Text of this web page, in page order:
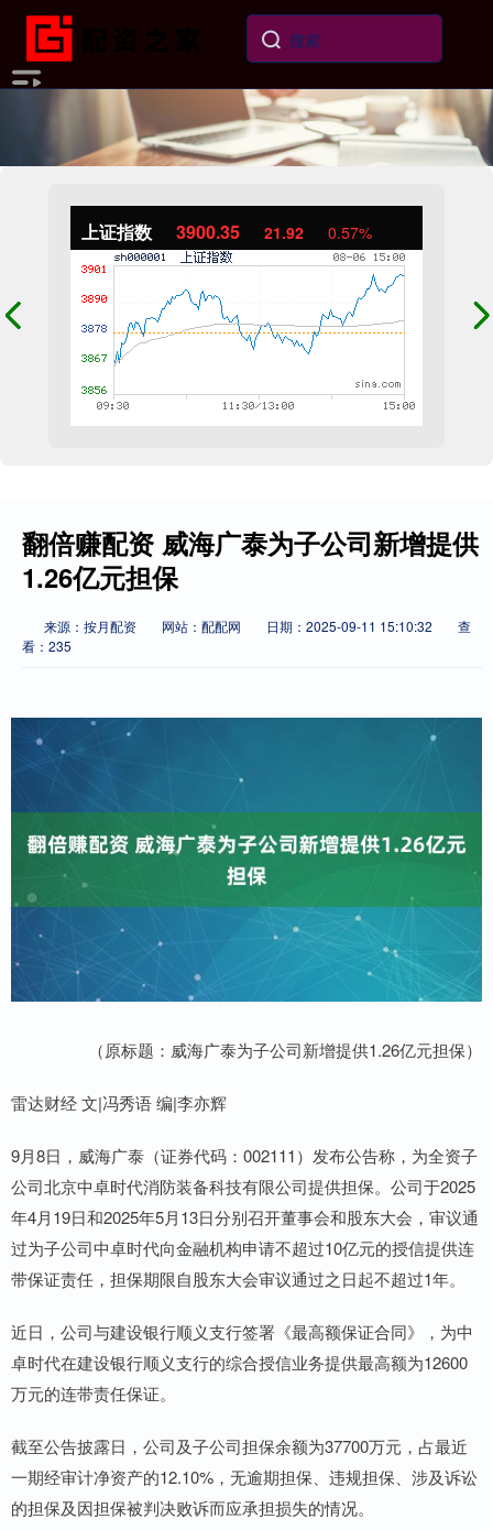
上证指数 3900.35 21.92 0.57%
翻倍赚配资 威海广泰为子公司新增提供
1.26亿元担保
来源：按月配资 网站：配配网 日期：2025-09-11 15:10:32
查
看：235
（原标题：威海广泰为子公司新增提供1.26亿元担保）
雷达财经 文|冯秀语 编|李亦辉
9月8日，威海广泰（证券代码：002111）发布公告称，为全资子
公司北京中卓时代消防装备科技有限公司提供担保。公司于2025
年4月19日和2025年5月13日分别召开董事会和股东大会，审议通
过为子公司中卓时代向金融机构申请不超过10亿元的授信提供连
带保证责任，担保期限自股东大会审议通过之日起不超过1年。
近日，公司与建设银行顺义支行签署《最高额保证合同》，为中
卓时代在建设银行顺义支行的综合授信业务提供最高额为12600
万元的连带责任保证。
截至公告披露日，公司及子公司担保余额为37700万元，占最近
一期经审计净资产的12.10%，无逾期担保、违规担保、涉及诉讼
的担保及因担保被判决败诉而应承担损失的情况。